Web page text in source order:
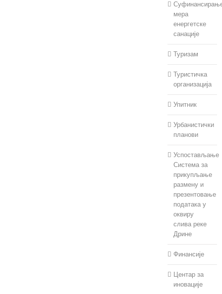
мера
енергетске
санације
Туризам
Туристичка
организација
Упитник
Урбанистички
планови
Успостављање
Система за
прикупљање
размену и
презентовање
података у
оквиру
слива реке
Дрине
Финансије
Центар за
иновације